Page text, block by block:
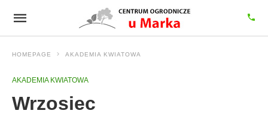
HOMEPAGE AKADEMIA KWIATOWA
AKADEMIA KWIATOWA
Wrzosiec